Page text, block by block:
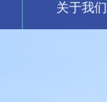
关于我们